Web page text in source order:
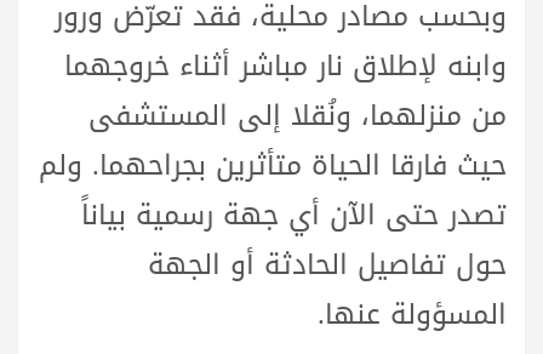
وبحسب مصادر محلية، فقد تعرّض ورور
وابنه لإطلاق نار مباشر أثناء خروجهما
من منزلهما، ونُقلا إلى المستشفى
حيث فارقا الحياة متأثرين بجراحهما. ولم
تصدر حتى الآن أي جهة رسمية بياناً
حول تفاصيل الحادثة أو الجهة
المسؤولة عنها.